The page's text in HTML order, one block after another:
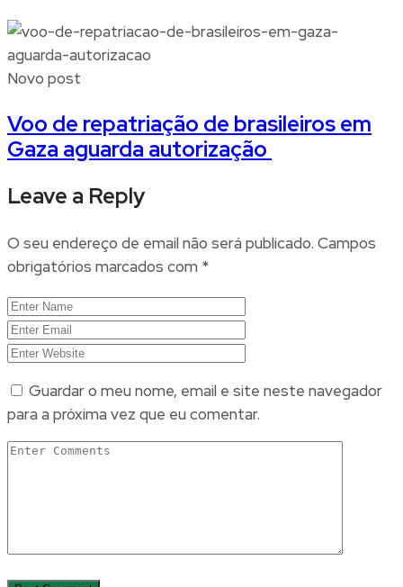
Novo post
Voo de repatriação de brasileiros em
Gaza aguarda autorização
Leave a Reply
O seu endereço de email não será publicado. Campos
obrigatórios marcados com *
Guardar o meu nome, email e site neste navegador
para a próxima vez que eu comentar.